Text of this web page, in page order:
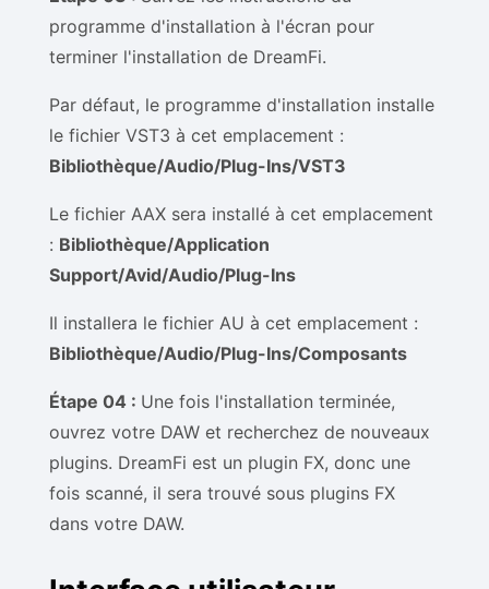
programme d'installation à l'écran pour
terminer l'installation de DreamFi.
Par défaut, le programme d'installation installe
le fichier VST3 à cet emplacement :
Bibliothèque/Audio/Plug-Ins/VST3
Le fichier AAX sera installé à cet emplacement
: Bibliothèque/Application
Support/Avid/Audio/Plug-Ins
Il installera le fichier AU à cet emplacement :
Bibliothèque/Audio/Plug-Ins/Composants
Étape 04 : Une fois l'installation terminée,
ouvrez votre DAW et recherchez de nouveaux
plugins. DreamFi est un plugin FX, donc une
fois scanné, il sera trouvé sous plugins FX
dans votre DAW.